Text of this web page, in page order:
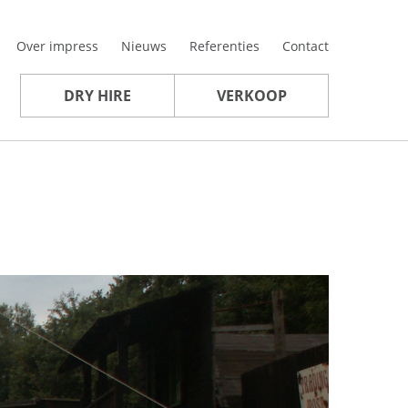
Over impress Nieuws Referenties Contact
DRY HIRE VERKOOP